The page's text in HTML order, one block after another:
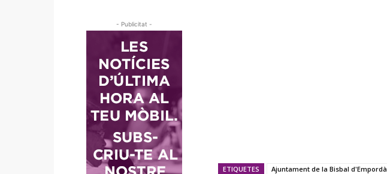
- Publicitat -
ETIQUETES Ajuntament de la Bisbal d'Empordà